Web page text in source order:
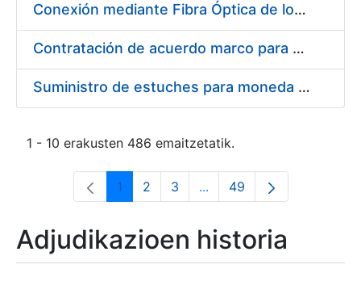
Conexión mediante Fibra Óptica de los Centros de Proceso de Datos (CPDs) de las sedes de la FNMT-RCM de Burgos y Madrid
Contratación de acuerdo marco para el Suministro de Material de Electricidad para la Fábrica Nacional de Moneda y Timbre-Real Casa de la Moneda en su centro de trabajo de Burgos
Suministro de estuches para moneda de 30 €
1 - 10 erakusten 486 emaitzetatik.
Orrialdea
1 Orrialdea
2 Orrialdea
3 ...Intermediate Pages Use
Orrialdea
49
Adjudikazioen historia